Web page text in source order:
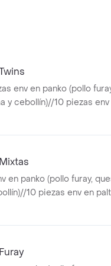
env en panko (pollo
y cebollín)//10 piezas env
, queso crema y
en panko (pollo furay,
10 piezas env en
crema y cebollín)//10
crema y palta).